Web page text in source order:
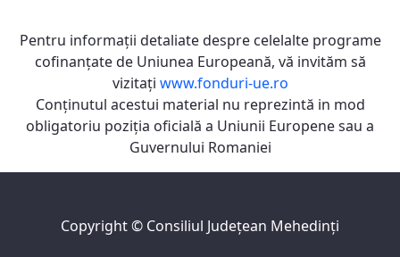
Pentru informaţii detaliate despre celelalte programe
cofinanţate de Uniunea Europeană, vă invităm să
vizitaţi www.fonduri-ue.ro
Conţinutul acestui material nu reprezintă in mod
obligatoriu poziţia oficială a Uniunii Europene sau a
Guvernului Romaniei
Copyright © Consiliul Judeţean Mehedinţi